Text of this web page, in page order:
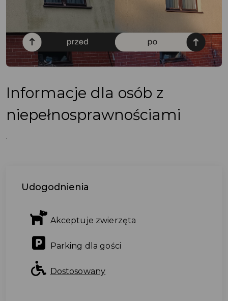
Informacje dla osób z
niepełnosprawnościami
.
Udogodnienia
Akceptuje zwierzęta
Parking dla gości
Dostosowany